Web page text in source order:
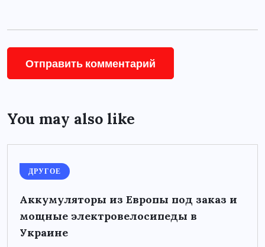
You may also like
ДРУГОЕ
Аккумуляторы из Европы под заказ и
мощные электровелосипеды в
Украине